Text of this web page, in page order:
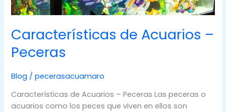
Características de Acuarios –
Peceras
Blog /pecerasacuamaro
Características de Acuarios – Peceras Las peceras o
acuarios como los peces que viven en ellos son